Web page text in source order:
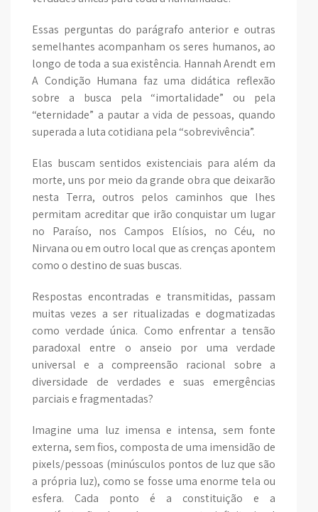
Essas perguntas do parágrafo anterior e outras
semelhantes acompanham os seres humanos, ao
longo de toda a sua existência. Hannah Arendt em
A Condição Humana faz uma didática reflexão
sobre a busca pela “imortalidade” ou pela
“eternidade” a pautar a vida de pessoas, quando
superada a luta cotidiana pela “sobrevivência”.
Elas buscam sentidos existenciais para além da
morte, uns por meio da grande obra que deixarão
nesta Terra, outros pelos caminhos que lhes
permitam acreditar que irão conquistar um lugar
no Paraíso, nos Campos Elísios, no Céu, no
Nirvana ou em outro local que as crenças apontem
como o destino de suas buscas.
Respostas encontradas e transmitidas, passam
muitas vezes a ser ritualizadas e dogmatizadas
como verdade única. Como enfrentar a tensão
paradoxal entre o anseio por uma verdade
universal e a compreensão racional sobre a
diversidade de verdades e suas emergências
parciais e fragmentadas?
Imagine uma luz imensa e intensa, sem fonte
externa, sem fios, composta de uma imensidão de
pixels/pessoas (minúsculos pontos de luz que são
a própria luz), como se fosse uma enorme tela ou
esfera. Cada ponto é a constituição e a